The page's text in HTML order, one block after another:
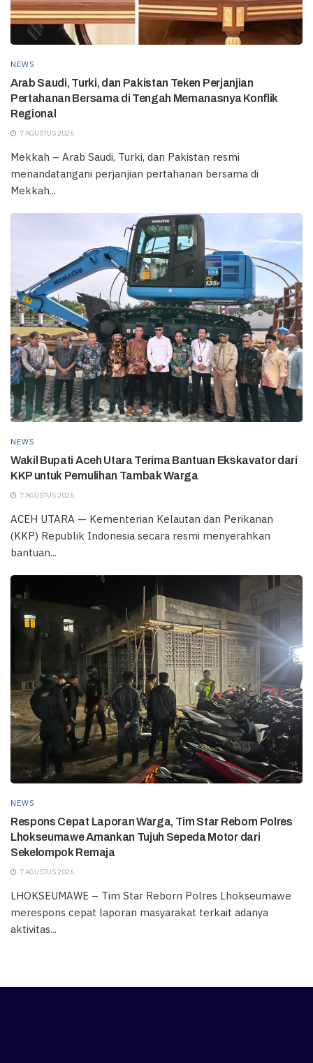
NEWS
Arab Saudi, Turki, dan Pakistan Teken Perjanjian
Pertahanan Bersama di Tengah Memanasnya Konflik
Regional
7 AGUSTUS 2026
Mekkah – Arab Saudi, Turki, dan Pakistan resmi
menandatangani perjanjian pertahanan bersama di
Mekkah...
NEWS
Wakil Bupati Aceh Utara Terima Bantuan Ekskavator dari
KKP untuk Pemulihan Tambak Warga
7 AGUSTUS 2026
ACEH UTARA — Kementerian Kelautan dan Perikanan
(KKP) Republik Indonesia secara resmi menyerahkan
bantuan...
NEWS
Respons Cepat Laporan Warga, Tim Star Reborn Polres
Lhokseumawe Amankan Tujuh Sepeda Motor dari
Sekelompok Remaja
7 AGUSTUS 2026
LHOKSEUMAWE – Tim Star Reborn Polres Lhokseumawe
merespons cepat laporan masyarakat terkait adanya
aktivitas...